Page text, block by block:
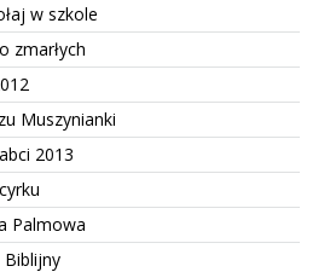
w szkole
zmarłych
Muszynianki
2013
Palmowa
Biblijny